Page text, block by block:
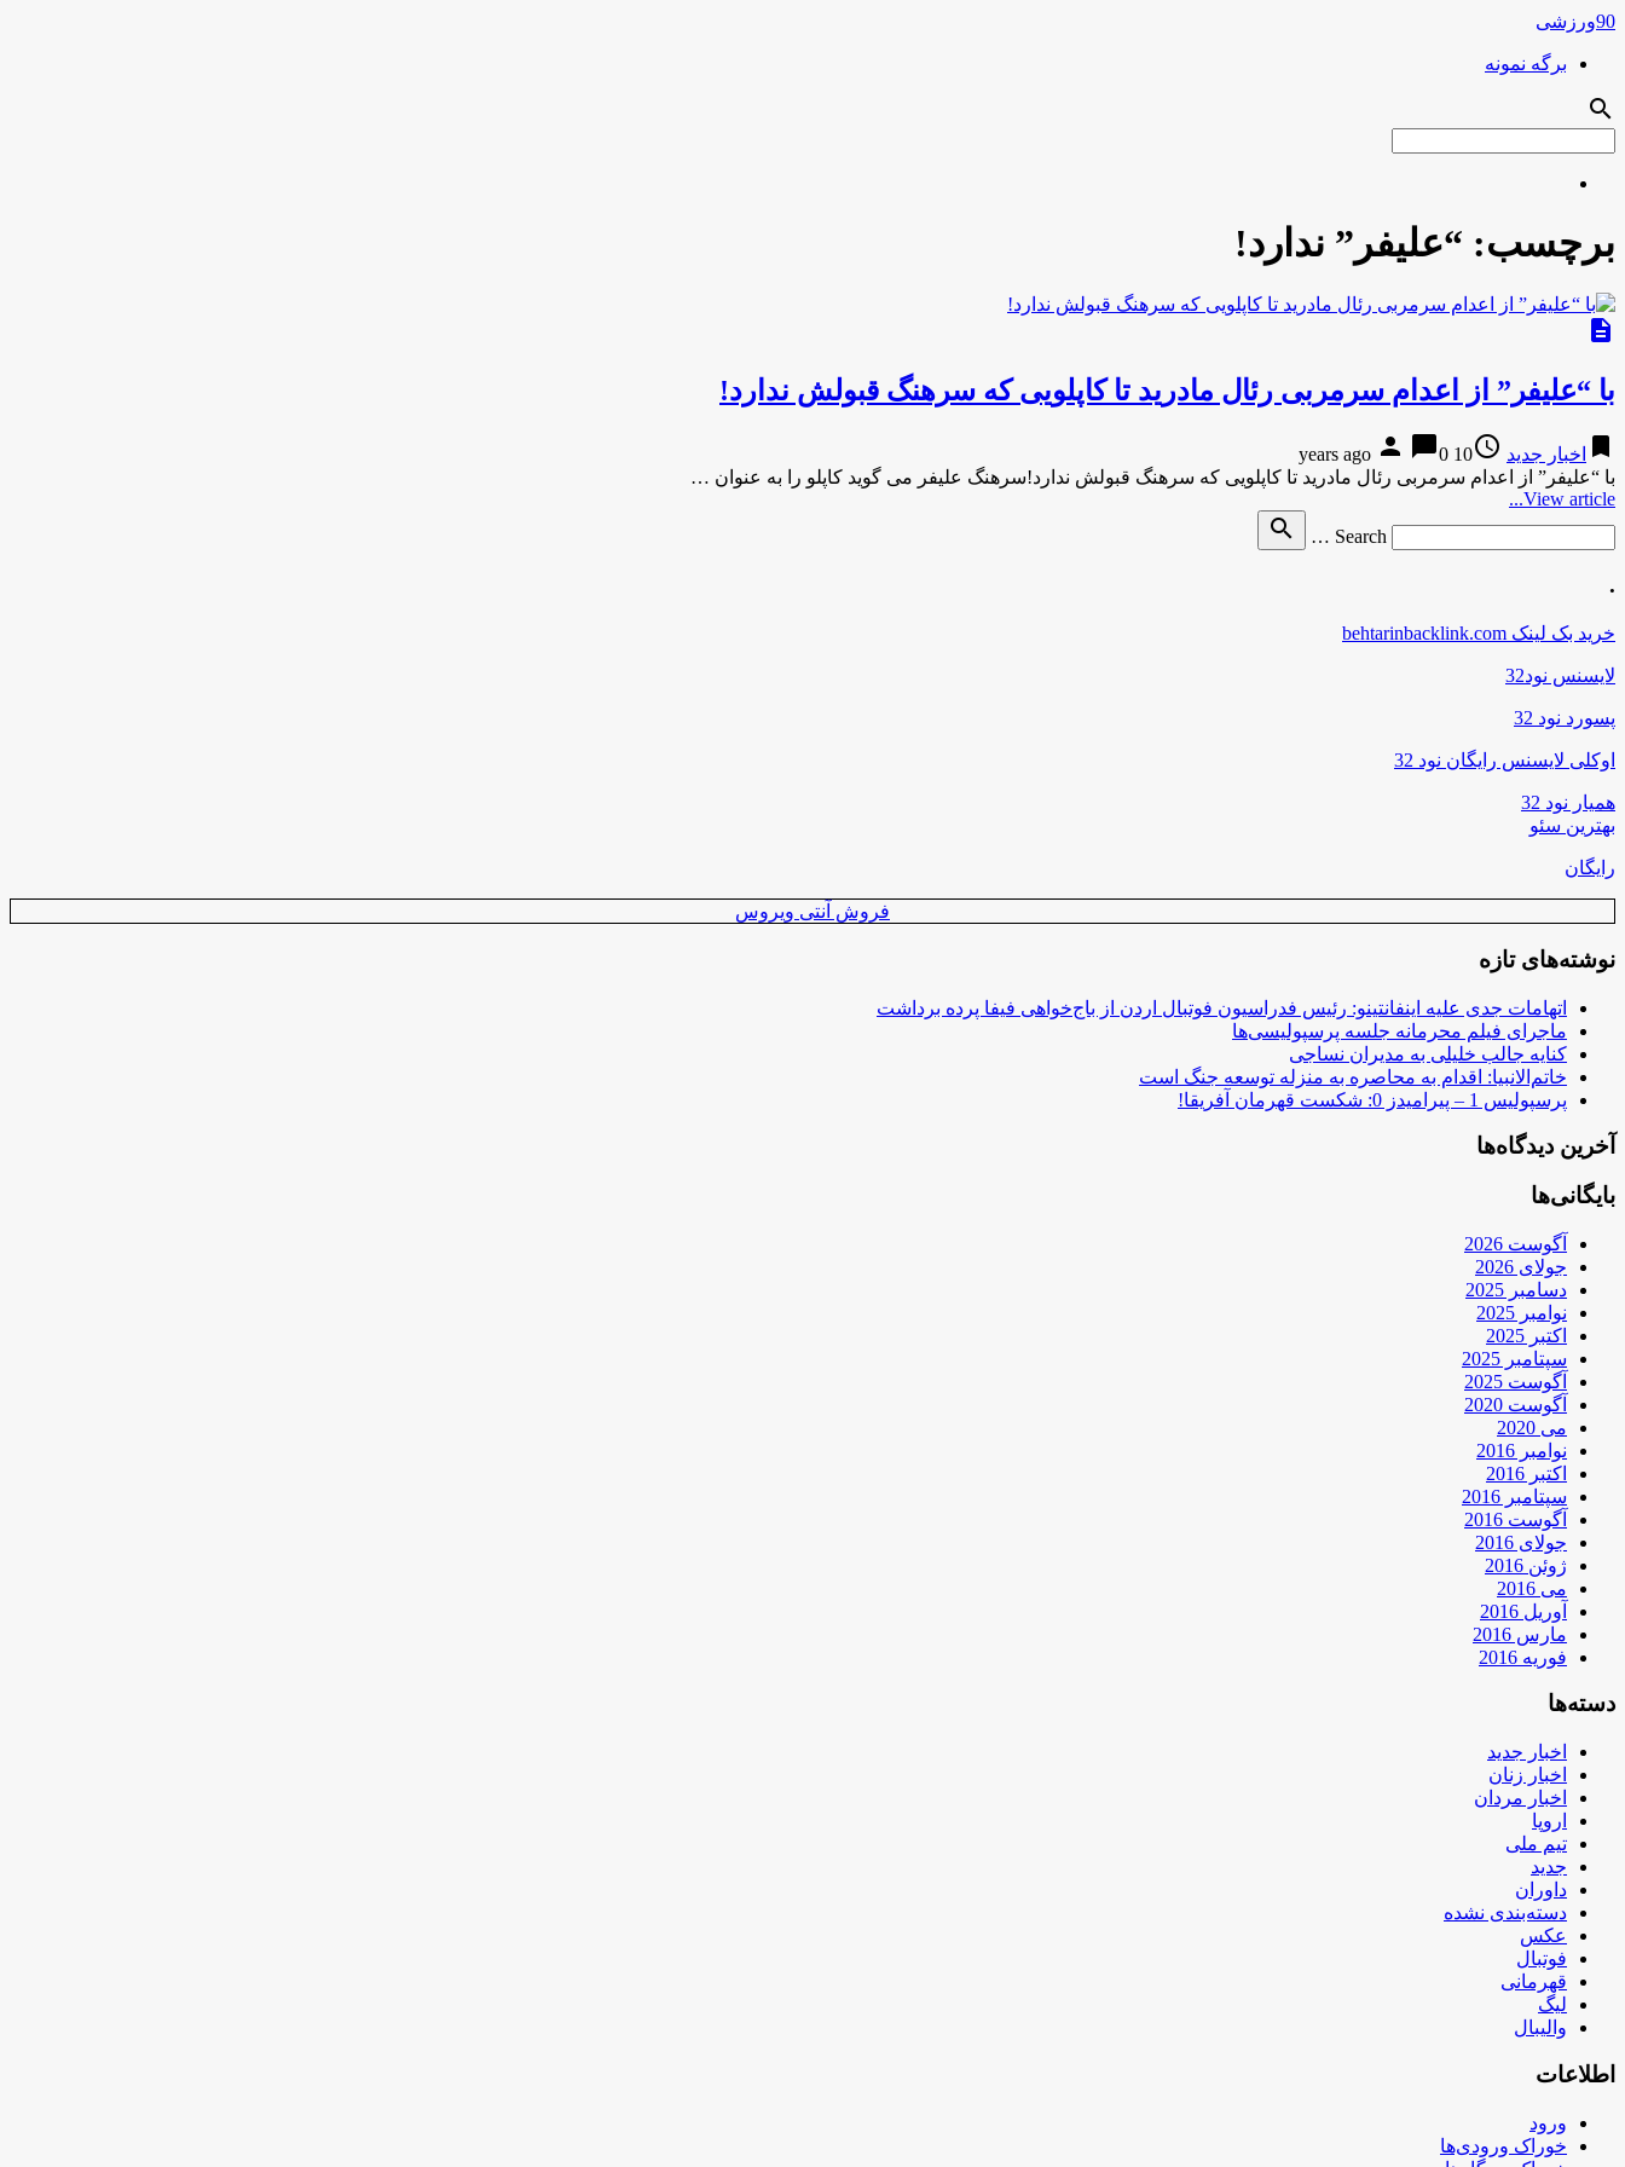
90ورزشی
برگه نمونه
search
برچسب: “علیفر” ندارد!
description
با “علیفر” از اعدام سرمربی رئال مادرید تا کاپلویی که سرهنگ قبولش ندارد!
bookmark اخبار جدید access_time
10 years ago
person chat_bubble0
با “علیفر” از اعدام سرمربی رئال مادرید تا کاپلویی که سرهنگ قبولش ندارد!سرهنگ علیفر می گوید کاپلو را به عنوان …
View article...
Search …
search
.
خرید بک لینک behtarinbacklink.com
لایسنس نود32
پسورد نود 32
اوکلی لایسنس رایگان نود 32
همیار نود 32
بهترین سئو
رایگان
فروش آنتی ویروس
نوشته‌های تازه
اتهامات جدی علیه اینفانتینو: رئیس فدراسیون فوتبال اردن از باج‌خواهی فیفا پرده برداشت
ماجرای فیلم محرمانه جلسه پرسپولیسی‌ها
کنایه جالب خلیلی به مدیران نساجی
خاتم‌الانبیا: اقدام به محاصره به منزله توسعه جنگ است
پرسپولیس 1 – پیرامیدز 0: شکست قهرمان آفریقا!
آخرین دیدگاه‌ها
بایگانی‌ها
آگوست 2026
جولای 2026
دسامبر 2025
نوامبر 2025
اکتبر 2025
سپتامبر 2025
آگوست 2025
آگوست 2020
می 2020
نوامبر 2016
اکتبر 2016
سپتامبر 2016
آگوست 2016
جولای 2016
ژوئن 2016
می 2016
آوریل 2016
مارس 2016
فوریه 2016
دسته‌ها
اخبار جدید
اخبار زنان
اخبار مردان
اروپا
تیم ملی
جدید
داوران
دسته‌بندی نشده
عکس
فوتبال
قهرمانی
لیگ
والیبال
اطلاعات
ورود
خوراک ورودی‌ها